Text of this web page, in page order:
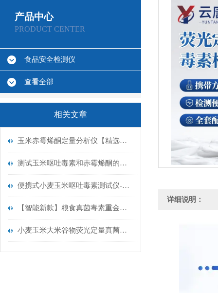
产品中心
PRODUCT CENTER
食品安全检测仪
查看全部
相关文章
玉米赤霉烯酮定量分析仪【精选仪器】云唐真菌毒素检测仪
测试玉米呕吐毒素和赤霉烯酮的便携式测试仪选择云唐升级真菌毒素检测仪
便携式小麦玉米呕吐毒素测试仪-真菌毒素检测仪【云唐智能新款推荐】
【智能新款】粮食真菌毒素重金属快速检测仪@粮食真菌毒素检测仪
小麦玉米大米谷物荧光定量真菌毒素检测仪.云唐仪器推荐
详细说明：